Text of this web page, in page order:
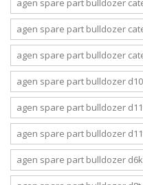
agen spare part bulldozer
agen spare part bulldozer
agen spare part bulldozer
agen spare part bulldozer
agen spare part bulldozer
agen spare part bulldozer
agen spare part bulldozer d6k